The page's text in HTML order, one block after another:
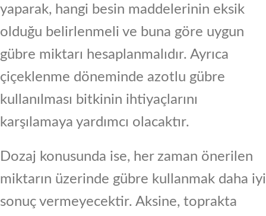
yaparak, hangi besin maddelerinin eksik
olduğu belirlenmeli ve buna göre uygun
gübre miktarı hesaplanmalıdır. Ayrıca
çiçeklenme döneminde azotlu gübre
kullanılması bitkinin ihtiyaçlarını
karşılamaya yardımcı olacaktır.
Dozaj konusunda ise, her zaman önerilen
miktarın üzerinde gübre kullanmak daha iyi
sonuç vermeyecektir. Aksine, toprakta